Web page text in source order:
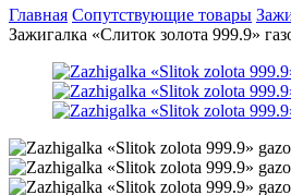
Главная Сопутствующие товары
Зажигалка «Слиток золота 999.9»